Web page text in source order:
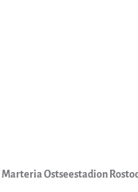
Marteria Ostseestadion